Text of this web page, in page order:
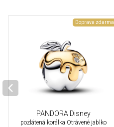
Doprava zdarma
PANDORA Disney
pozlátená korálka Otrávené jablko